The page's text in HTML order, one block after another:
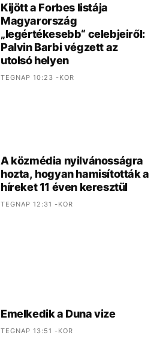
Kijött a Forbes listája
Magyarország
„legértékesebb“ celebjeiről:
Palvin Barbi végzett az
utolsó helyen
TEGNAP 10:23 -KOR
A közmédia nyilvánosságra
hozta, hogyan hamisították a
híreket 11 éven keresztül
TEGNAP 12:31 -KOR
Emelkedik a Duna vize
TEGNAP 13:51 -KOR